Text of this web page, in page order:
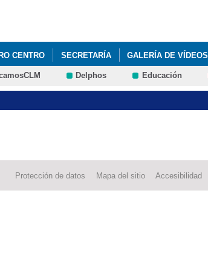
CENTRO SECRETARÍA GALERÍA DE VÍDEOS
Delphos Educación
Protección de datos Mapa del sitio Accesibilidad